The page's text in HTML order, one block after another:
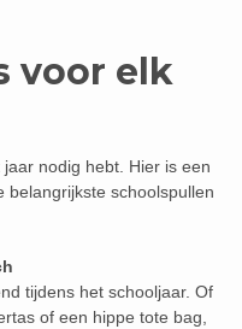
voor elk
nodig hebt. Hier is een
belangrijkste schoolspullen
tijdens het schooljaar. Of
of een hippe tote bag,